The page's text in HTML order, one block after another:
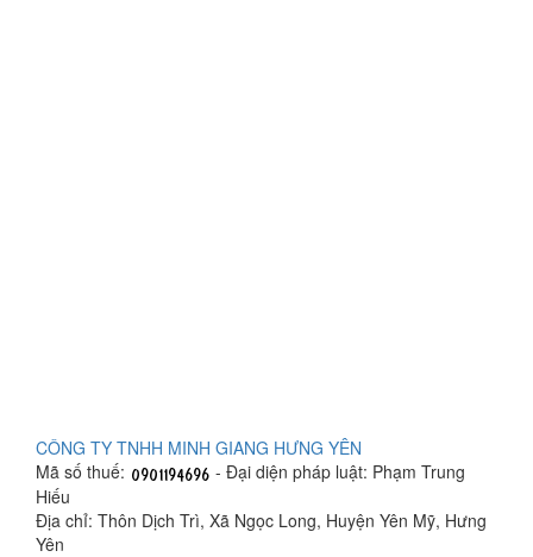
CÔNG TY TNHH MINH GIANG HƯNG YÊN
Mã số thuế:
- Đại diện pháp luật: Phạm Trung
Hiếu
Địa chỉ: Thôn Dịch Trì, Xã Ngọc Long, Huyện Yên Mỹ, Hưng
Yên